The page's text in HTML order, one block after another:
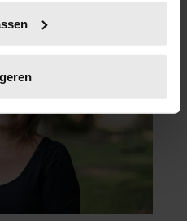
(fingerprinting)
in het
en advertenties te
social media te bieden
analyseren. Ook delen we